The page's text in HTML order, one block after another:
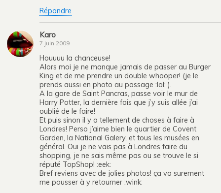
Répondre
Karo
7 juin 2009
Houuuu la chanceuse!
Alors moi je ne manque jamais de passer au Burger
King et de me prendre un double whooper! (je le
prends aussi en photo au passage :lol: ).
A la gare de Saint Pancras, passe voir le mur de
Harry Potter, la dernière fois que j’y suis allée j’ai
oublié de le faire!
Et puis sinon il y a tellement de choses à faire à
Londres! Perso j’aime bien le quartier de Covent
Garden, la National Galery, et tous les musées en
général. Oui je ne vais pas à Londres faire du
shopping, je ne sais même pas ou se trouve le si
réputé TopShop! :eek:
Bref reviens avec de jolies photos! ça va surement
me pousser à y retourner :wink: